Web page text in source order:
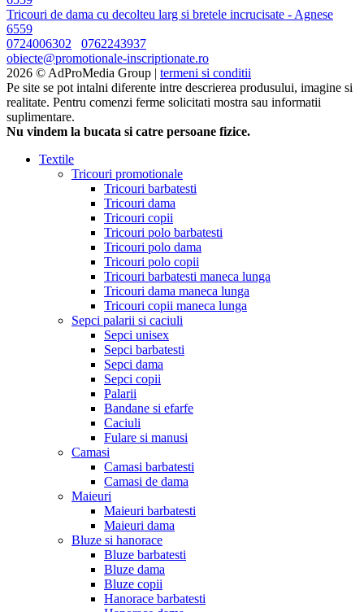
Tricouri de dama cu decolteu larg si bretele incrucisate - Agnese
6559
0724006302
0762243937
obiecte@promotionale-inscriptionate.ro
2026 © AdProMedia Group | termeni si conditii
Pe site se pot intalni diferente intre descrierea produsului, imagine si
realitate. Pentru comenzi ferme solicitati mostra sau informatii
suplimentare.
Nu vindem la bucata si catre persoane fizice.
Textile
Tricouri promotionale
Tricouri barbatesti
Tricouri dama
Tricouri copii
Tricouri polo barbatesti
Tricouri polo dama
Tricouri polo copii
Tricouri barbatesti maneca lunga
Tricouri dama maneca lunga
Tricouri copii maneca lunga
Sepci palarii si caciuli
Sepci unisex
Sepci barbatesti
Sepci dama
Sepci copii
Palarii
Bandane si efarfe
Caciuli
Fulare si manusi
Camasi
Camasi barbatesti
Camasi de dama
Maieuri
Maieuri barbatesti
Maieuri dama
Bluze si hanorace
Bluze barbatesti
Bluze dama
Bluze copii
Hanorace barbatesti